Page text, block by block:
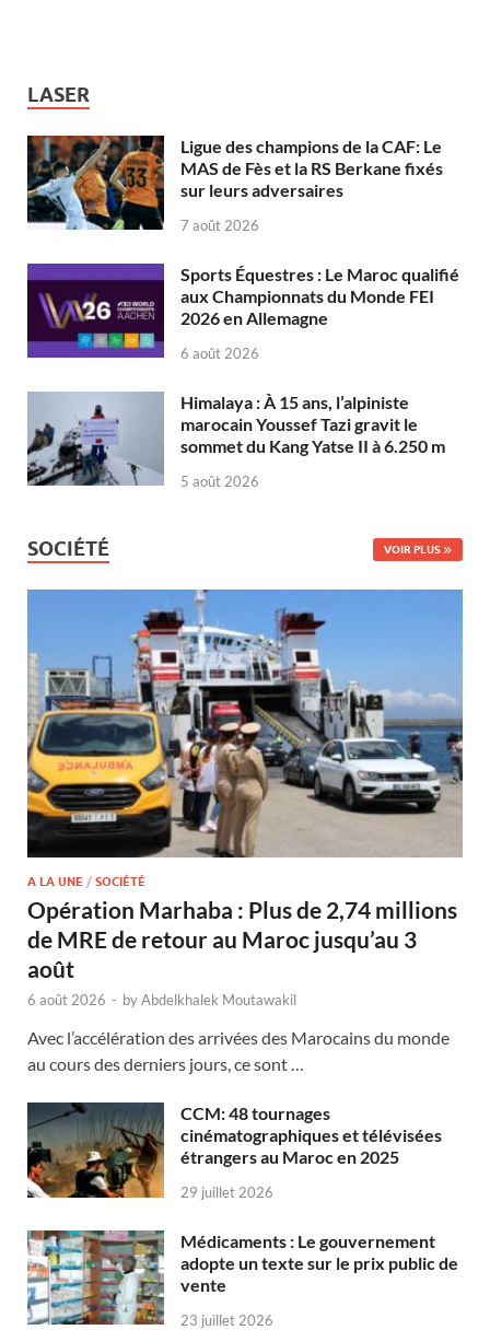
LASER
Ligue des champions de la CAF: Le
MAS de Fès et la RS Berkane fixés
sur leurs adversaires
7 août 2026
Sports Équestres : Le Maroc qualifié
aux Championnats du Monde FEI
2026 en Allemagne
6 août 2026
Himalaya : À 15 ans, l’alpiniste
marocain Youssef Tazi gravit le
sommet du Kang Yatse II à 6.250 m
5 août 2026
SOCIÉTÉ VOIR PLUS
A LA UNE / SOCIÉTÉ
Opération Marhaba : Plus de 2,74 millions
de MRE de retour au Maroc jusqu’au 3
août
6 août 2026 - byAbdelkhalek Moutawakil
Avec l’accélération des arrivées des Marocains du monde
au cours des derniers jours, ce sont …
CCM: 48 tournages
cinématographiques et télévisées
étrangers au Maroc en 2025
29 juillet 2026
Médicaments : Le gouvernement
adopte un texte sur le prix public de
vente
23 juillet 2026